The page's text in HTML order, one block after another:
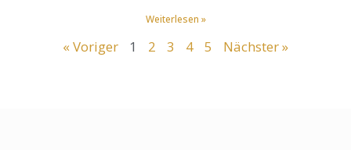
Weiterlesen »
« Voriger 1 2 3 4 5 Nächster »